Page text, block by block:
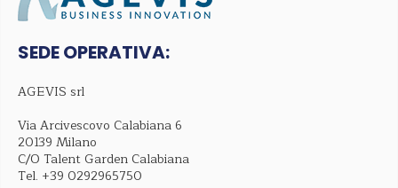
SEDE OPERATIVA:
AGEVIS srl
Via Arcivescovo Calabiana 6
20139 Milano
C/O Talent Garden Calabiana
Tel. +39 0292965750